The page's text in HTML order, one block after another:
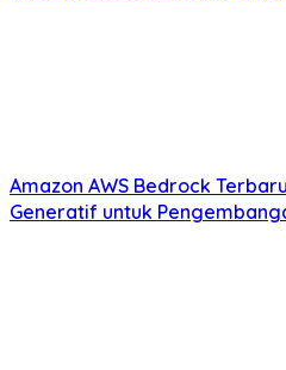
Amazon AWS Bedrock
Generatif untuk